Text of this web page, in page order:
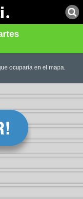
ocuparía en el mapa.